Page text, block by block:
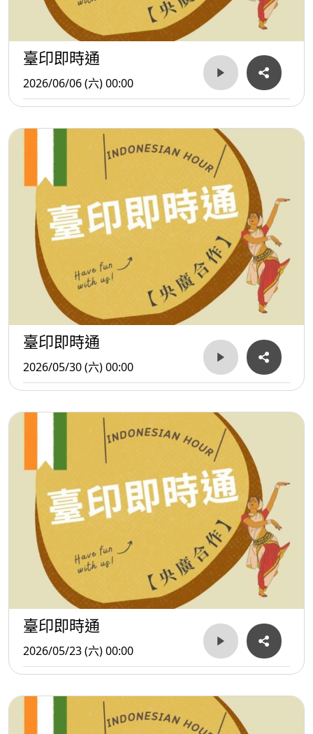
臺印即時通
2026/06/06 (六) 00:00
臺印即時通
2026/05/30 (六) 00:00
臺印即時通
2026/05/23 (六) 00:00